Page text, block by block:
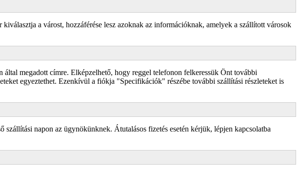
a várost, hozzáférése lesz azoknak az információknak, amelyek a szállított városok
megadott címre. Elképzelhető, hogy reggel telefonon felkeressük Önt további
egyeztethet. Ezenkívül a fiókja "Specifikációk" részébe további szállítási részleteket is
napon az ügynökünknek. Átutalásos fizetés esetén kérjük, lépjen kapcsolatba